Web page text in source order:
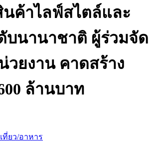
ค้าไลฟ์สไตล์และ
บนานาชาติ ผู้ร่วมจัด
วยงาน คาดสร้าง
ล้านบาท
ที่ยว/อาหาร